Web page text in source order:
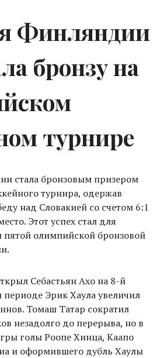
Финляндии
бронзу на
турнире
стала бронзовым призером
турнира, одержав
над Словакией со счетом 6:1
Этот успех стал для
олимпийской бронзовой
Себастьян Ахо на 8-й
периоде Эрик Хаула увеличил
Томаш Татар сократил
незадолго до перерыва, но в
голы Роопе Хинца, Каапо
и оформившего дубль Хаулы